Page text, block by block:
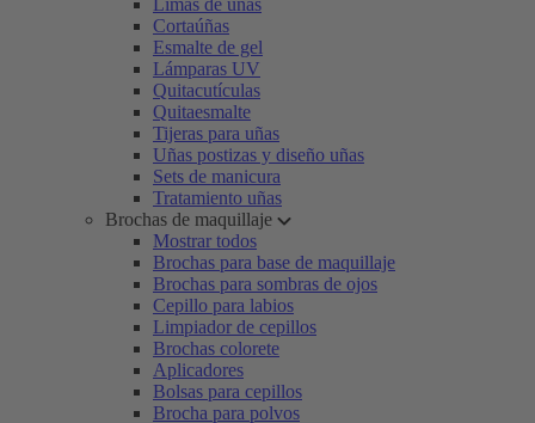
Limas de uñas
Cortaúñas
Esmalte de gel
Lámparas UV
Quitacutículas
Quitaesmalte
Tijeras para uñas
Uñas postizas y diseño uñas
Sets de manicura
Tratamiento uñas
Brochas de maquillaje
Mostrar todos
Brochas para base de maquillaje
Brochas para sombras de ojos
Cepillo para labios
Limpiador de cepillos
Brochas colorete
Aplicadores
Bolsas para cepillos
Brocha para polvos